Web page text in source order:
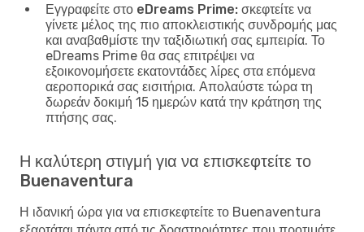
Εγγραφείτε στο eDreams Prime: σκεφτείτε να
γίνετε μέλος της πιο αποκλειστικής συνδρομής μας
και αναβαθμίστε την ταξιδιωτική σας εμπειρία. Το
eDreams Prime θα σας επιτρέψει να
εξοικονομήσετε εκατοντάδες λίρες στα επόμενα
αεροπορικά σας εισιτήρια. Απολαύστε τώρα τη
δωρεάν δοκιμή 15 ημερών κατά την κράτηση της
πτήσης σας.
Η καλύτερη στιγμή για να επισκεφτείτε το
Buenaventura
Η ιδανική ώρα για να επισκεφτείτε το Buenaventura